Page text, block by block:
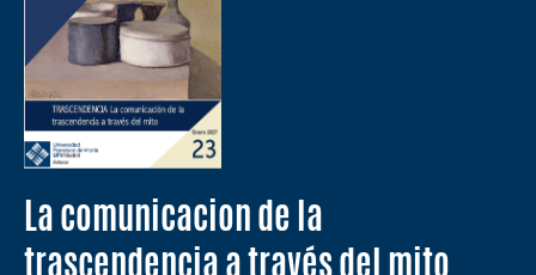
La comunicacion de la
trascendencia a través del mito